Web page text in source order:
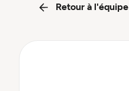
Retour à l'équipe